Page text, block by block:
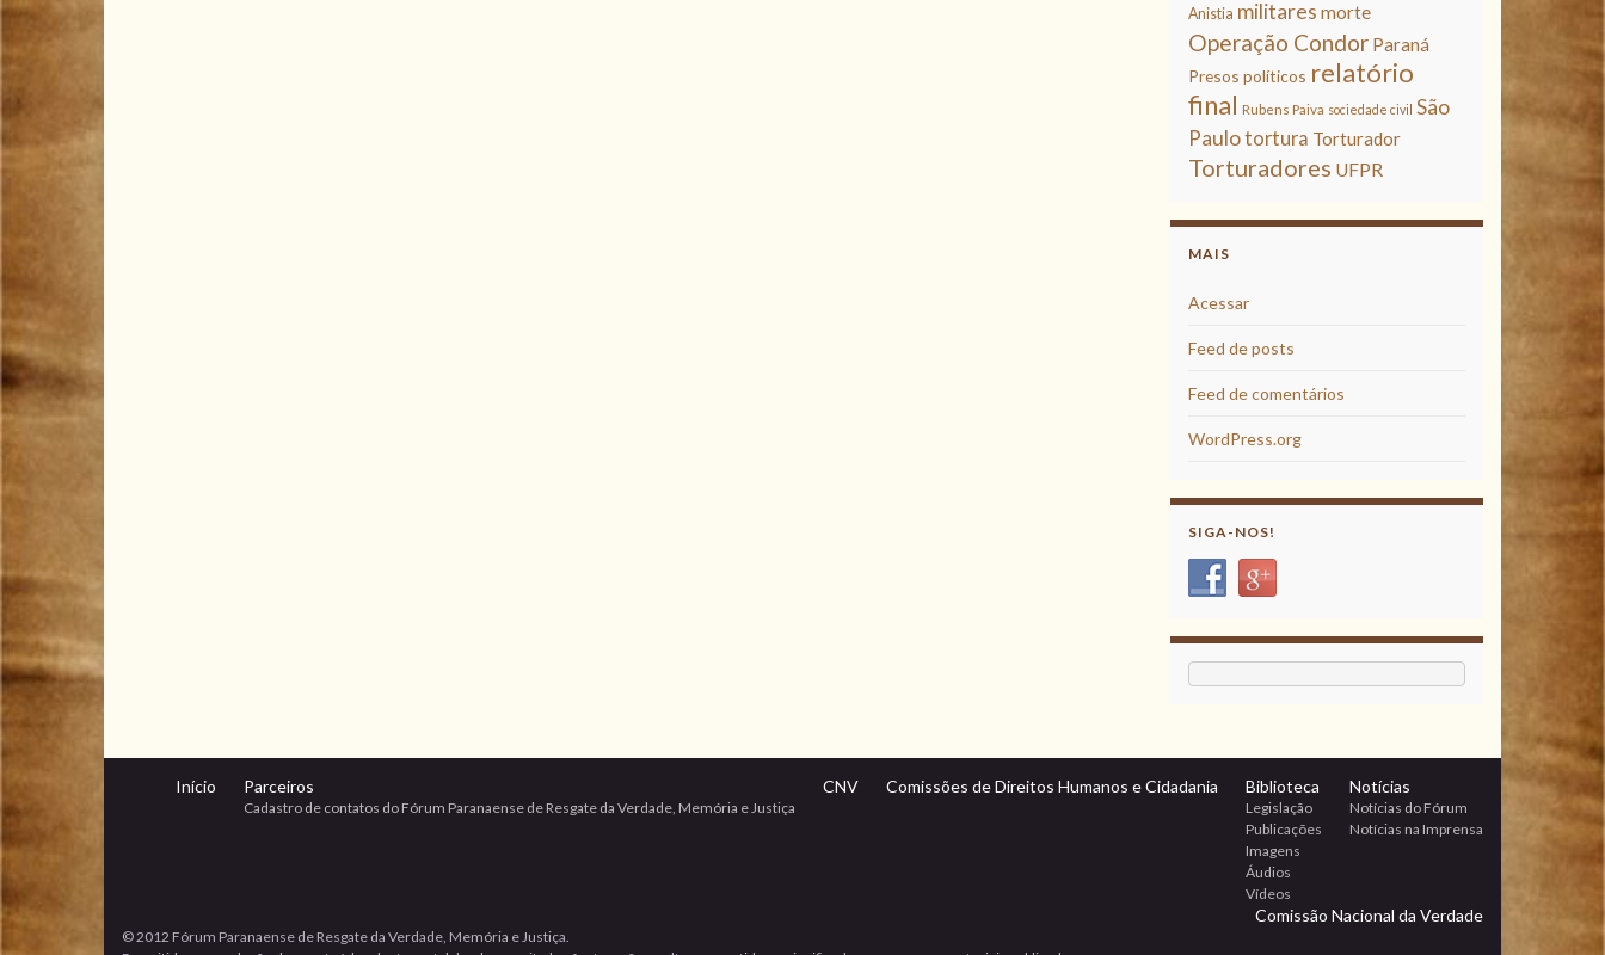
Anistia militares morte
Operação Condor Paraná
Presos políticos relatório
final Rubens Paiva sociedade civil São
Paulotortura Torturador
Torturadores UFPR
MAIS
Acessar
Feed de posts
Feed de comentários
WordPress.org
SIGA-NOS!
Início Parceiros
Cadastro de contatos do Fórum Paranaense de Resgate da Verdade, Memória e Justiça
CNV Comissões de Direitos Humanos e Cidadania Biblioteca
Legislação
Publicações
Imagens
Áudios
Vídeos
Notícias
Notícias do Fórum
Notícias na Imprensa
Comissão Nacional da Verdade
© 2012 Fórum Paranaense de Resgate da Verdade, Memória e Justiça.